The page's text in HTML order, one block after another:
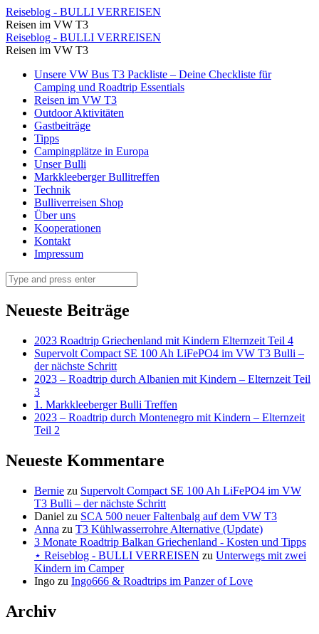
Rovinj,
Kroatien
⋆
Reiseblog
BULLI
VERREISEN
Reiseblog - BULLI VERREISEN
Reisen im VW T3
Rovinj,
Kroatien
Reiseblog
BULLI
VERREISEN
Reiseblog - BULLI VERREISEN
Reisen im VW T3
Skip
content
Unsere VW Bus T3 Packliste – Deine Checkliste für
Camping und Roadtrip Essentials
Reisen im VW T3
Outdoor Aktivitäten
Gastbeiträge
Tipps
Campingplätze in Europa
Unser Bulli
Markkleeberger Bullitreffen
Technik
Bulliverreisen Shop
Über uns
Kooperationen
Kontakt
Impressum
Search
Neueste Beiträge
2023 Roadtrip Griechenland mit Kindern Elternzeit Teil 4
Supervolt Compact SE 100 Ah LiFePO4 im VW T3 Bulli –
der nächste Schritt
2023 – Roadtrip durch Albanien mit Kindern – Elternzeit Teil
3
1. Markkleeberger Bulli Treffen
2023 – Roadtrip durch Montenegro mit Kindern – Elternzeit
Teil 2
Neueste Kommentare
Bernie zu Supervolt Compact SE 100 Ah LiFePO4 im VW
T3 Bulli – der nächste Schritt
Daniel zu SCA 500 neuer Faltenbalg auf dem VW T3
Anna zu T3 Kühlwasserrohre Alternative (Update)
3 Monate Roadtrip Balkan Griechenland - Kosten und Tipps
⋆ Reiseblog - BULLI VERREISEN zu Unterwegs mit zwei
Kindern im Camper
Ingo zu Ingo666 & Roadtrips im Panzer of Love
Archiv